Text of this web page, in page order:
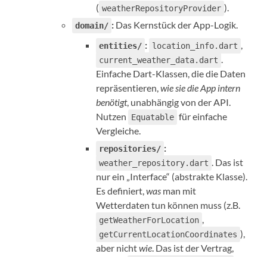
( weatherRepositoryProvider ).
domain/ : Das Kernstück der App-Logik.
entities/ : location_info.dart ,
current_weather_data.dart .
Einfache Dart-Klassen, die die Daten
repräsentieren,wie sie die App intern
benötigt, unabhängig von der API.
Nutzen
Equatable für einfache
Vergleiche.
repositories/ :
weather_repository.dart . Das ist
nur ein „Interface“ (abstrakte Klasse).
Es definiert,was man mit
Wetterdaten tun können muss (z.B.
getWeatherForLocation ,
getCurrentLocationCoordinates ),
aber nichtwie. Das ist der Vertrag,